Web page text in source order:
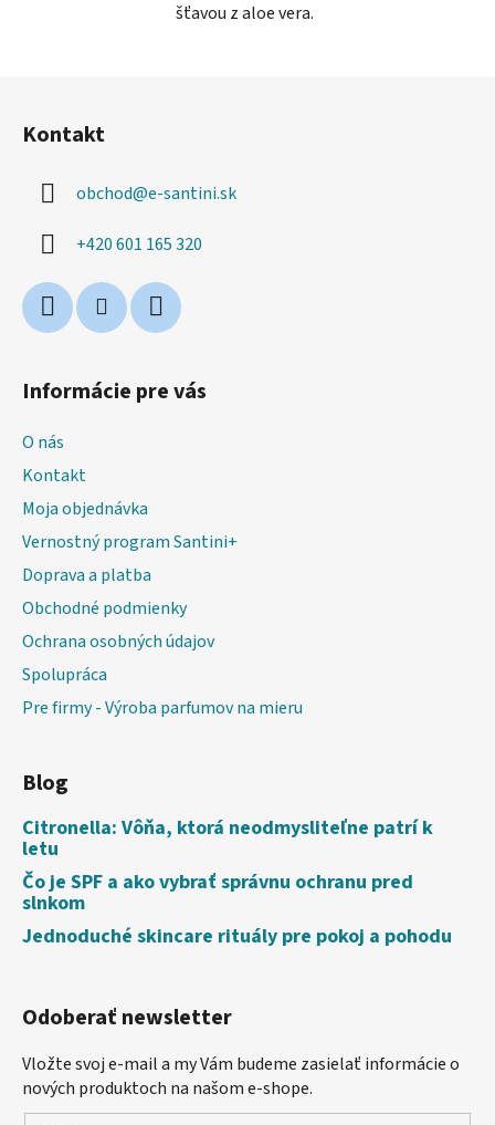
šťavou z aloe vera.
Kontakt
obchod@e-santini.sk
+420 601 165 320
Informácie pre vás
O nás
Kontakt
Moja objednávka
Vernostný program Santini+
Doprava a platba
Obchodné podmienky
Ochrana osobných údajov
Spolupráca
Pre firmy - Výroba parfumov na mieru
Blog
Citronella: Vôňa, ktorá neodmysliteľne patrí k
letu
Čo je SPF a ako vybrať správnu ochranu pred
slnkom
Jednoduché skincare rituály pre pokoj a pohodu
Odoberať newsletter
Vložte svoj e-mail a my Vám budeme zasielať informácie o
nových produktoch na našom e-shope.